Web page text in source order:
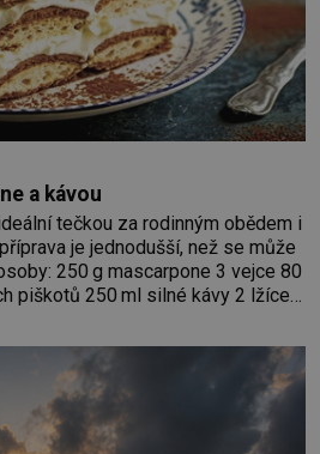
a kávou
tečkou za rodinným obědem i
je jednodušší, než se může
3 vejce 80
cukrem do světlé pěny a postupně
aby vznikl hladký